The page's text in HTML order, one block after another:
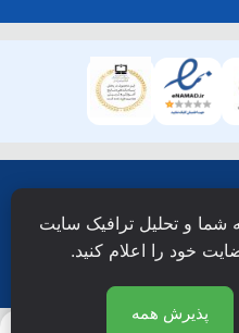
است.
شما و تحلیل ترافیک سایت
خود را اعلام کنید.
پذیرش همه